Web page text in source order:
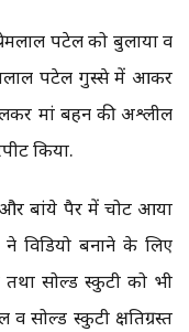
पटेल को बुलाया व
पटेल गुस्से में आकर
मां बहन की अश्लील
किया.
बांये पैर में चोट आया
विडियो बनाने के लिए
सोल्ड स्कुटी को भी
सोल्ड स्कुटी क्षतिग्रस्त